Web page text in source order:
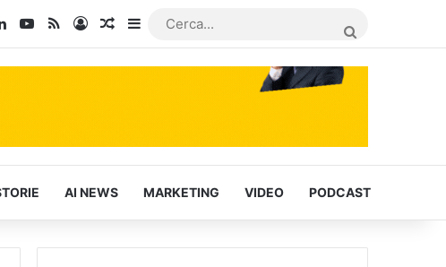
LinkedInYou Tube
RSSAccediArticoli Casuali
Barra laterale
AI NEWS MARKETING VIDEO PODCAST